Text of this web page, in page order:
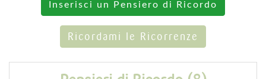
Inserisci un Pensiero di Ricordo
Ricordami le Ricorrenze